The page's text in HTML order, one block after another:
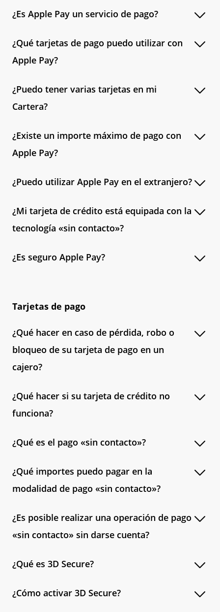
¿Es Apple Pay un servicio de pago?
¿Qué tarjetas de pago puedo utilizar con
Apple Pay?
¿Puedo tener varias tarjetas en mi
Cartera?
¿Existe un importe máximo de pago con
Apple Pay?
¿Puedo utilizar Apple Pay en el extranjero?
¿Mi tarjeta de crédito está equipada con la
tecnología «sin contacto»?
¿Es seguro Apple Pay?
Tarjetas de pago
¿Qué hacer en caso de pérdida, robo o
bloqueo de su tarjeta de pago en un
cajero?
¿Qué hacer si su tarjeta de crédito no
funciona?
¿Qué es el pago «sin contacto»?
¿Qué importes puedo pagar en la
modalidad de pago «sin contacto»?
¿Es posible realizar una operación de pago
«sin contacto» sin darse cuenta?
¿Qué es 3D Secure?
¿Cómo activar 3D Secure?